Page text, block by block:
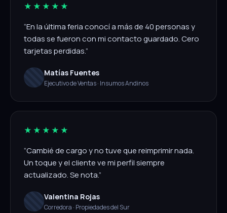
★★★★★
“En la última feria conocí a más de 40 personas y
todas se fueron con mi contacto guardado. Cero
tarjetas perdidas.”
Matías Fuentes
Ejecutivo de Ventas · Insumos Andinos
★★★★★
“Cambié de cargo y no tuve que reimprimir nada.
Un toque y el cliente ve mi perfil siempre
actualizado. Se nota.”
Valentina Rojas
Corredora · Propiedades del Sur